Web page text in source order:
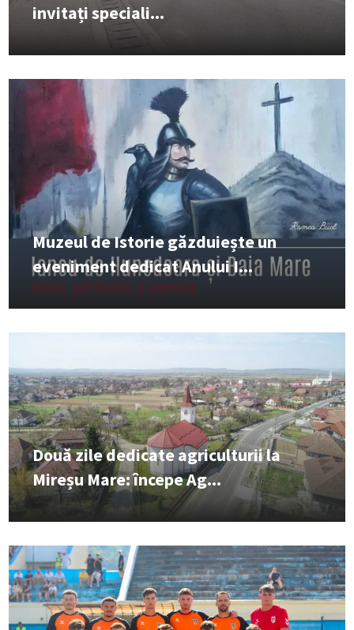
invitați speciali...
Muzeul de Istorie găzduiește un
eveniment dedicat Anului I...
Două zile dedicate agriculturii la
Mireșu Mare: începe Ag...